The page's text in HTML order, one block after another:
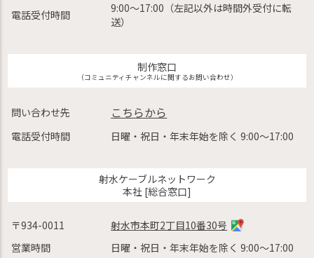
電話受付時間
9:00〜17:00（左記以外は時間外受付に転
送）
制作窓口
（コミュニティチャンネルに関するお問い合わせ）
問い合わせ先 こちらから
電話受付時間 日曜・祝日・年末年始を除く 9:00〜17:00
射水ケーブルネットワーク
本社 [総合窓口]
〒934-0011
射水市本町2丁目10番30号
営業時間
日曜・祝日・年末年始を除く 9:00〜17:00